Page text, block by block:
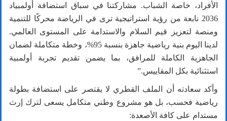
الأفراد، خاصة الشباب. مشاركتنا في سباق استضافة أولمبياد
2036 نابعة من رؤية استراتيجية ترى في الرياضة محركًا للتنمية
ومنصة لتعزيز قيم السلام والاستدامة على المستوى العالمي.
لدينا اليوم بنية رياضية جاهزة بنسبة95%، وخطة متكاملة لضمان
الجاهزية الكاملة للمرافق، بما يضمن تقديم تجربة أولمبية
استثنائية بكل المقاييس.”
وأكد سعادته أن الملف القطري لا يقتصر على استضافة بطولة
رياضية فحسب، بل هو مشروع وطني متكامل يسعى لترك إرث
مستدام على كافة الأصعدة: